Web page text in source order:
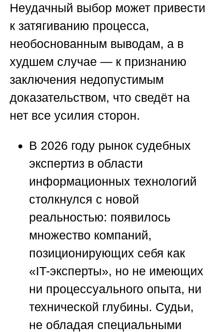
Неудачный выбор может привести
к затягиванию процесса,
необоснованным выводам, а в
худшем случае — к признанию
заключения недопустимым
доказательством, что сведёт на
нет все усилия сторон.
В 2026 году рынок судебных
экспертиз в области
информационных технологий
столкнулся с новой
реальностью: появилось
множество компаний,
позиционирующих себя как
«IT-эксперты», но не имеющих
ни процессуального опыта, ни
технической глубины. Судьи,
не обладая специальными